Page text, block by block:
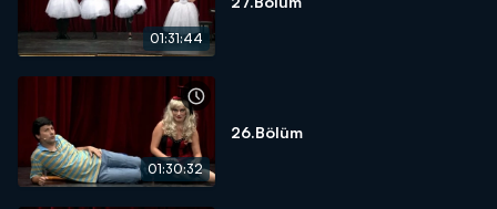
01:31:44
01:30:32
26.Bölüm